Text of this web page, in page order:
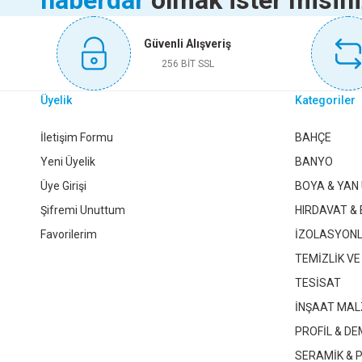
Bu ürüne benzer farklı alternatifler olmalı.
34.560,00 TL
Sepete Ekle
HEATBOX MİNİ 2000W ELEKTRİKLİ FANLI ISITICI FÜME
Güvenli Alışveriş
256 BİT SSL
Üyelik
İletişim Formu
Yeni Üyelik
Üye Girişi
Şifremi Unuttum
Favorilerim
Kategoriler
BAHÇE
BANYO
BOYA & YAN
HIRDAVAT &
TEMİZLİK VE
TESİSAT
İNŞAAT
PROFİL &
SERAMİK &